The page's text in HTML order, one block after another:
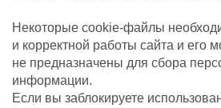
Некоторые cookie-файлы
и корректной работы сайта и его
не предназначены для сбора
информации.
Если вы заблокируете